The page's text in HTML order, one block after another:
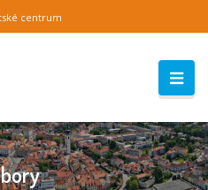
centrum